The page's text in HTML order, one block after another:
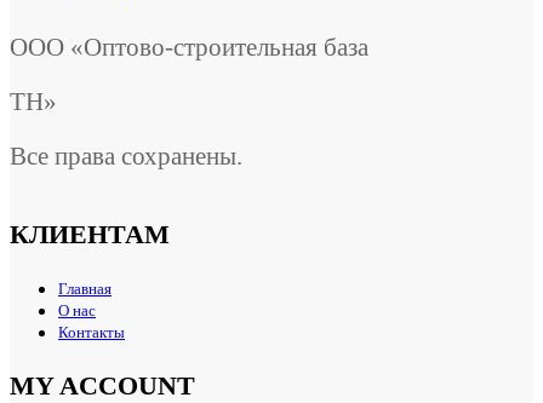
ООО «Оптово-строительная база
ТН»
Все права сохранены.
КЛИЕНТАМ
Главная
О нас
Контакты
MY ACCOUNT